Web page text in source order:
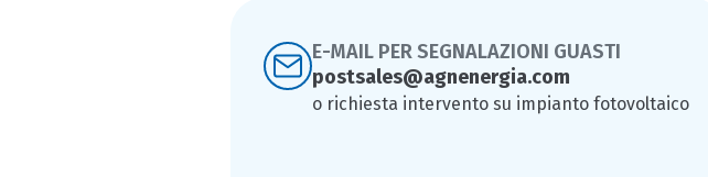
E-MAIL PER SEGNALAZIONI GUASTI
postsales@agnenergia.com
o richiesta intervento su impianto fotovoltaico